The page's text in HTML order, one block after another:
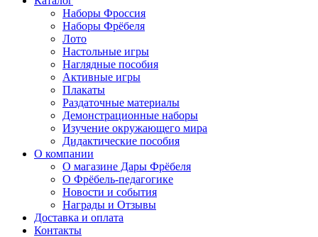
Наборы Фроссия
Наборы Фрёбеля
Лото
Настольные игры
Наглядные пособия
Активные игры
Плакаты
Раздаточные материалы
Демонстрационные наборы
Изучение окружающего мира
Дидактические пособия
О компании
О магазине Дары Фрёбеля
О Фрёбель-педагогике
Новости и события
Награды и Отзывы
Доставка и оплата
Контакты